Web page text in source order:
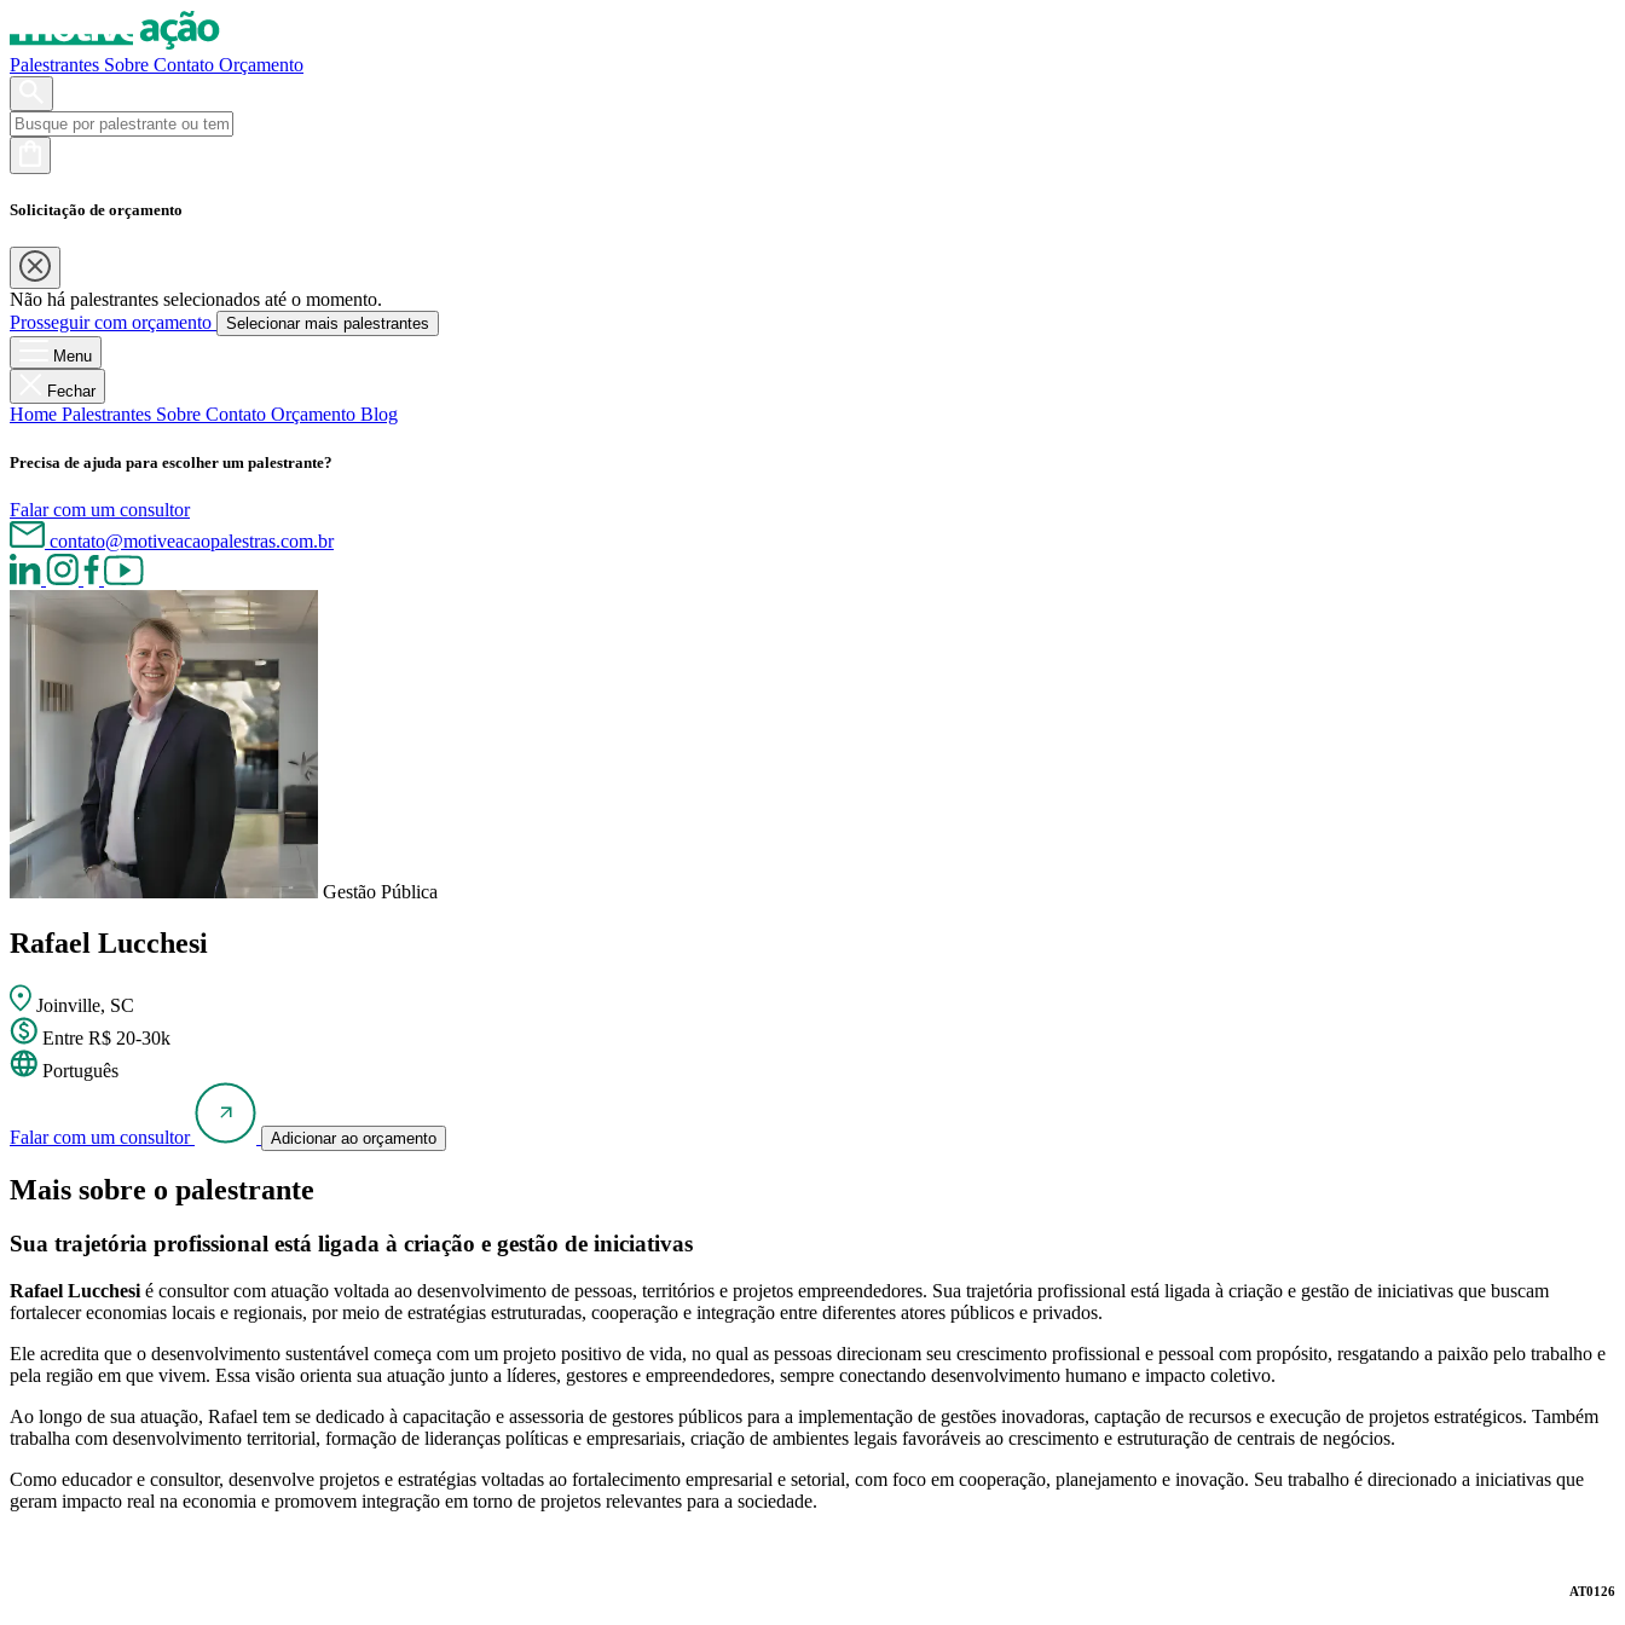
Palestrantes Sobre Contato Orçamento
Solicitação de orçamento
Não há palestrantes selecionados até o momento.
Prosseguir com orçamento
Selecionar mais palestrantes
Menu
Fechar
Home Palestrantes Sobre Contato Orçamento Blog
Precisa de ajuda para escolher um palestrante?
Falar com um consultor
contato@motiveacaopalestras.com.br
Gestão Pública
Rafael Lucchesi
Joinville, SC
Entre R$ 20-30k
Português
Falar com um consultor Adicionar ao orçamento
Mais sobre o palestrante
Sua trajetória profissional está ligada à criação e gestão de iniciativas
Rafael Lucchesi é consultor com atuação voltada ao desenvolvimento de pessoas, territórios e projetos empreendedores. Sua trajetória profissional está ligada à criação e gestão de iniciativas que buscam
fortalecer economias locais e regionais, por meio de estratégias estruturadas, cooperação e integração entre diferentes atores públicos e privados.
Ele acredita que o desenvolvimento sustentável começa com um projeto positivo de vida, no qual as pessoas direcionam seu crescimento profissional e pessoal com propósito, resgatando a paixão pelo trabalho e
pela região em que vivem. Essa visão orienta sua atuação junto a líderes, gestores e empreendedores, sempre conectando desenvolvimento humano e impacto coletivo.
Ao longo de sua atuação, Rafael tem se dedicado à capacitação e assessoria de gestores públicos para a implementação de gestões inovadoras, captação de recursos e execução de projetos estratégicos. Também
trabalha com desenvolvimento territorial, formação de lideranças políticas e empresariais, criação de ambientes legais favoráveis ao crescimento e estruturação de centrais de negócios.
Como educador e consultor, desenvolve projetos e estratégias voltadas ao fortalecimento empresarial e setorial, com foco em cooperação, planejamento e inovação. Seu trabalho é direcionado a iniciativas que
geram impacto real na economia e promovem integração em torno de projetos relevantes para a sociedade.
AT0126